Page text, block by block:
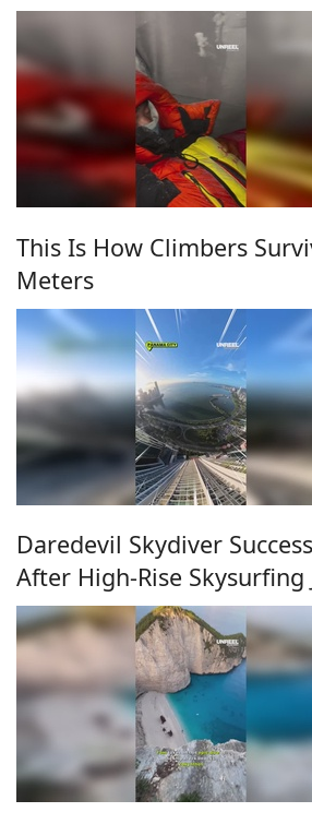
This Is How Climbers
Meters
Daredevil Skydiver
After High-Rise Skysurfing